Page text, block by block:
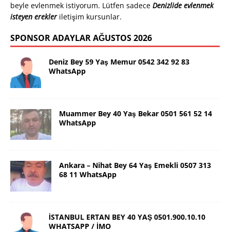
beyle evlenmek istiyorum. Lütfen sadece Denizlide evlenmek
isteyen erekler iletişim kursunlar.
SPONSOR ADAYLAR AĞUSTOS 2026
Deniz Bey 59 Yaş Memur 0542 342 92 83
WhatsApp
Muammer Bey 40 Yaş Bekar 0501 561 52 14
WhatsApp
Ankara – Nihat Bey 64 Yaş Emekli 0507 313
68 11 WhatsApp
İSTANBUL ERTAN BEY 40 YAŞ 0501.900.10.10
WHATSAPP / İMO